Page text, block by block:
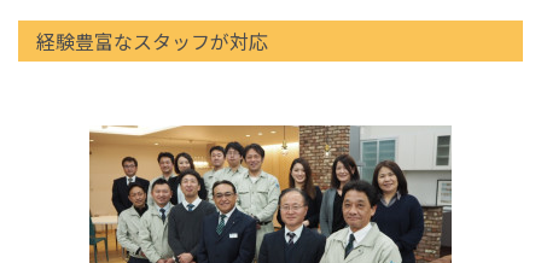
経験豊富なスタッフが対応